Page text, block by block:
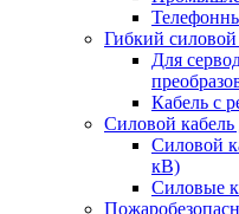
Гибкий силовой
Для
Кабель с
Силовой кабель
Силовой
кВ)
Силовые